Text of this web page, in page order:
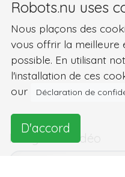
Images et vidéo
Robots.nu uses
Nous plaçons des
vous offrir la meilleure
possible. En utilisant
l'installation de ces
our
Déclaration de
D'accord